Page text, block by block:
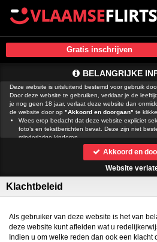
Gratis inschrijven
BELANGRIJKE
Deze website is uitsluitend bestemd voor gebruik
Door deze website te gebruiken, verklaar je de
je nog geen 18 jaar, verlaat deze website dan
de website door op "Akkoord en doorgaan" te
Wees erop bedacht dat deze website expliciet
foto’s en tekstberichten bevat. Deze zijn niet
minderjarige kinderen.
gebruikt functionele, analytische
vergelijkbare technieken, zoals Google
Certify, Yandex, Hotjar, Histats en Statcounter
verzamelen wanneer je de website bezoekt. De
teneinde het voor
Wees voorzichtig bij het praten met vreemden
achternaam, e-mailadres, huis- of werkadres,
herleidbare gegevens op deze website.
Zet iemand jou onder druk op deze website,
gegevens te verstrekken? Stop dan meteen met
Akkoord en
Website
Klachtbeleid
Als gebruiker van deze website is het van
deze website kunt afleiden wat u
Indien u om welke reden dan ook een klacht